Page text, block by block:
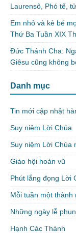
Laurensô, Phó tế,
Em nhỏ và kẻ bé
Thứ Ba Tuần XIX
Đức Thánh Cha:
Giêsu cũng không
Danh mục
Tin mới cập nhật
Suy niệm Lời Chúa
Suy niệm Lời Chúa
Giáo hội hoàn vũ
Phút lắng đọng Lời
Mỗi tuần một thành
Những ngày lễ
Hạnh Các Thánh